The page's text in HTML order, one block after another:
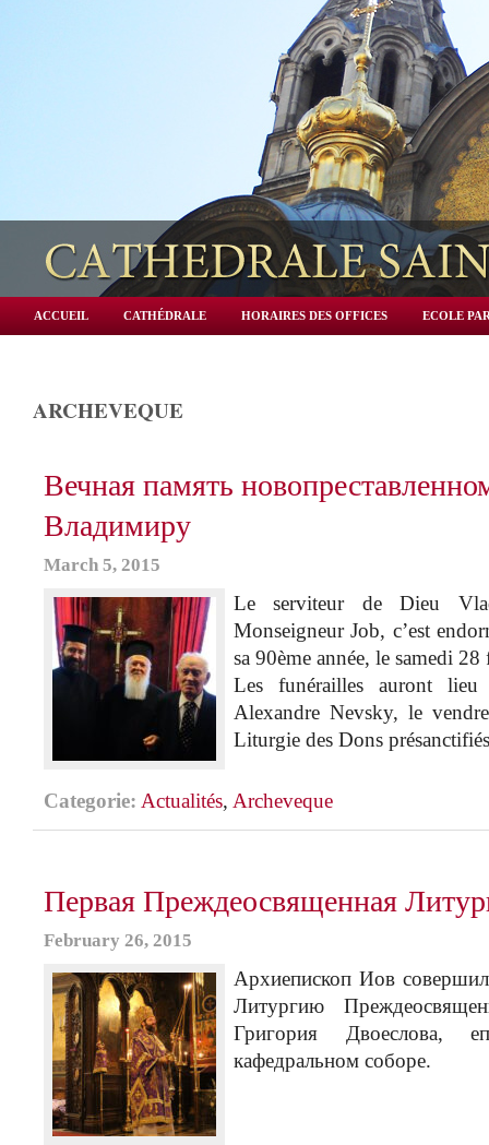
ACCUEIL CATHÉDRALE HORAIRES DES OFFICES ECOLE
ARCHEVEQUE
Вечная память
Владимиру
March 5, 2015
Le serviteur de Dieu
Monseigneur Job, c’est
sa 90ème année, le samedi
Les funérailles auront
Alexandre Nevsky, le
Liturgie des Dons
Categorie: Actualités, Archeveque
Первая Преждеосвященная
February 26, 2015
Архиепископ Иов
Литургию
Григория Двоеслова,
кафедральном соборе.